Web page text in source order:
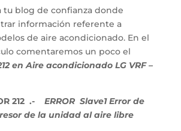
tu blog de confianza donde
información referente a
de aire acondicionado. En el
comentaremos un poco el
en Aire acondicionado LG VRF –
212 .-
ERROR Slave1 Error de
de la unidad al aire libre